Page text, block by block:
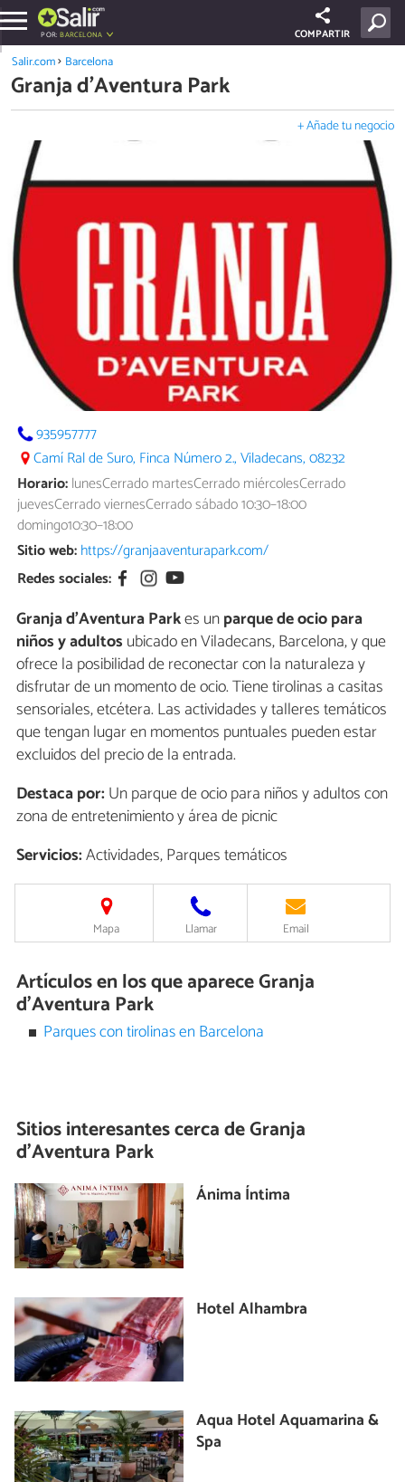
POR:BARCELONA COMPARTIR
Salir.com Barcelona
Granja d'Aventura Park
+ Añade tu negocio
935957777
Camí Ral de Suro, Finca Número 2., Viladecans, 08232
Horario:lunesCerrado martesCerrado miércolesCerrado
juevesCerrado viernesCerrado sábado 10:30–18:00
domingo10:30–18:00
Sitio web:https://granjaaventurapark.com/
Redes sociales:
Granja d'Aventura Parkes unparque de ocio para
niños y adultos ubicado en Viladecans, Barcelona, y que
ofrece la posibilidad de reconectar con la naturaleza y
disfrutar de un momento de ocio. Tiene tirolinas a casitas
sensoriales, etcétera. Las actividades y talleres temáticos
que tengan lugar en momentos puntuales pueden estar
excluidos del precio de la entrada.
Destaca por:Un parque de ocio para niños y adultos con
zona de entretenimiento y área de picnic
Servicios:Actividades, Parques temáticos
Mapa Llamar Email
Artículos en los que aparece Granja
d'Aventura Park
Parques con tirolinas en Barcelona
Sitios interesantes cerca deGranja
d'Aventura Park
Ánima Íntima
Hotel Alhambra
Aqua Hotel Aquamarina &
Spa